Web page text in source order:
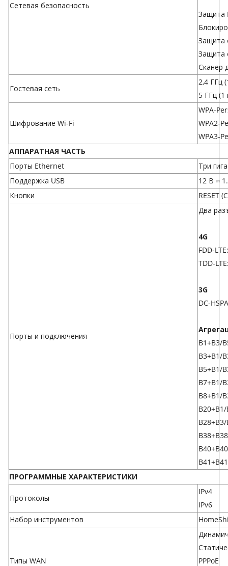
Сетевая безопасность
Защита
Защита
Защита
Сканер
Гостевая сеть
2,4 ГГц
5 ГГц (1
Шифрование Wi-Fi
WPA-
WPA2-
WPA3-
АППАРАТНАЯ ЧАСТЬ
Порты Ethernet
Три
Поддержка USB
12 В ⎓
Кнопки
RESET
Порты и подключения
Два
4G
FDD-
TDD-
3G
DC-
B1+B3/
B3+B1/
B5+B1/
B7+B1/
B8+B1/
B38+B38
B40+B40
B41+B41
ПРОГРАММНЫЕ ХАРАКТЕРИСТИКИ
Протоколы
IPv4
IPv6
Набор инструментов
Типы WAN
PPPoE